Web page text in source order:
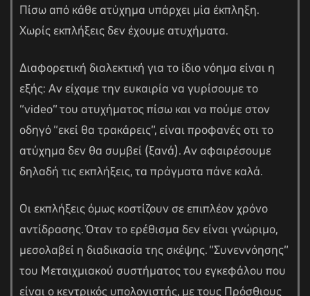
Πίσω από κάθε ατύχημα υπάρχει μία έκπληξη.
Χωρίς εκπλήξεις δεν έχουμε ατυχήματα.
Διαφορετική διαλεκτική για το ίδιο νόημα είναι η
εξής: Αν είχαμε την ευκαιρία να γυρίσουμε το
“video” του ατυχήματος πίσω και να πούμε στον
οδηγό “εκεί θα τρακάρεις”, είναι προφανές οτι το
ατύχημα δεν θα συμβεί (ξανά). Αν αφαιρέσουμε
δηλαδή τις εκπλήξεις, τα πράγματα πάνε καλά.
Οι εκπλήξεις όμως κοστίζουν σε επιπλέον χρόνο
αντίδρασης. Όταν το ερέθισμα δεν είναι γνώριμο,
μεσολαβεί η διαδικασία της σκέψης. “Συνεννόησης”
του Μεταιχμιακού συστήματος του εγκεφάλου που
είναι ο κεντρικός υπολογιστής, με τους Πρόσθιους